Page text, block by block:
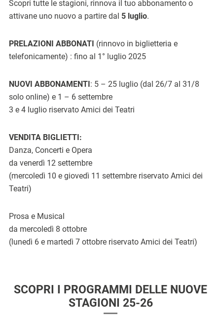
Scopri tutte le stagioni, rinnova il tuo abbonamento o
attivane uno nuovo a partire dal 5 luglio.
PRELAZIONI ABBONATI (rinnovo in biglietteria e
telefonicamente) : fino al 1° luglio 2025
NUOVI ABBONAMENTI: 5 – 25 luglio (dal 26/7 al 31/8
solo online) e 1 – 6 settembre
3 e 4 luglio riservato Amici dei Teatri
VENDITA BIGLIETTI:
Danza, Concerti e Opera
da venerdì 12 settembre
(mercoledì 10 e giovedì 11 settembre riservato Amici dei
Teatri)
Prosa e Musical
da mercoledì 8 ottobre
(lunedì 6 e martedì 7 ottobre riservato Amici dei Teatri)
SCOPRI I PROGRAMMI DELLE NUOVE
STAGIONI 25-26